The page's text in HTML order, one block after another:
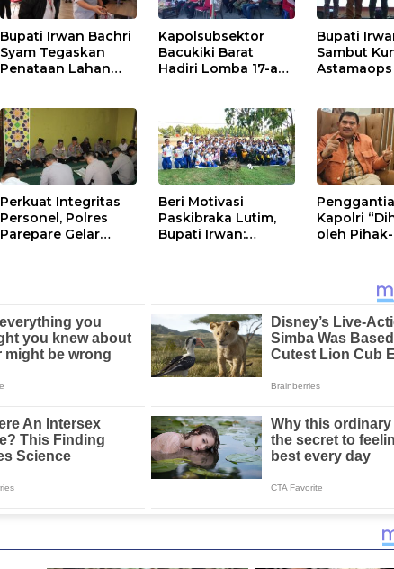
Bupati Irwan Bachri
Syam Tegaskan
Penataan Lahan
Kapolsubsektor
Bacukiki Barat
Hadiri Lomba 17-an
Kamtibmas
Bupati
Sambut
Luwu Timur
Perkuat Integritas
Personel, Polres
Parepare Gelar
Beri Motivasi
Paskibraka Lutim,
Bupati Irwan:
Kapolri
oleh